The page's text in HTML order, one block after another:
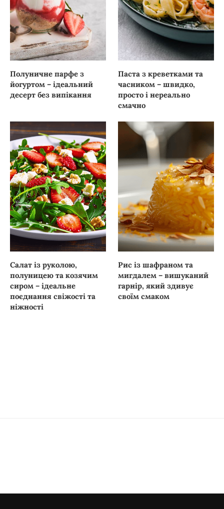
Полуничне парфе з
йогуртом – ідеальний
десерт без випікання
Паста з креветками та
часником – швидко,
просто і нереально
смачно
Салат із руколою,
полуницею та козячим
сиром – ідеальне
поєднання свіжості та
ніжності
Рис із шафраном та
мигдалем – вишуканий
гарнір, який здивує
своїм смаком